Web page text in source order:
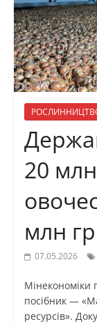
20
млн
07.05.2026
Мінекономіки
посібник —
ресурсів».